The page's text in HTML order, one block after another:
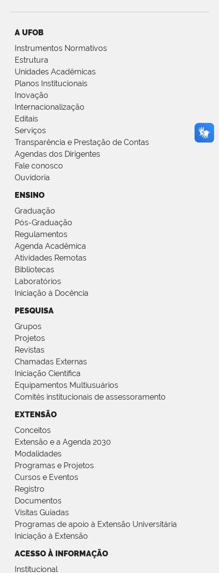
A UFOB
Instrumentos Normativos
Estrutura
Unidades Acadêmicas
Planos Institucionais
Inovação
Internacionalização
Editais
Serviços
Transparência e Prestação de Contas
Agendas dos Dirigentes
Fale conosco
Ouvidoria
ENSINO
Graduação
Pós-Graduação
Regulamentos
Agenda Acadêmica
Atividades Remotas
Bibliotecas
Laboratórios
Iniciação à Docência
PESQUISA
Grupos
Projetos
Revistas
Chamadas Externas
Iniciação Científica
Equipamentos Multiusuários
Comitês institucionais de assessoramento
EXTENSÃO
Conceitos
Extensão e a Agenda 2030
Modalidades
Programas e Projetos
Cursos e Eventos
Registro
Documentos
Visitas Guiadas
Programas de apoio à Extensão Universitária
Iniciação à Extensão
ACESSO À INFORMAÇÃO
Institucional